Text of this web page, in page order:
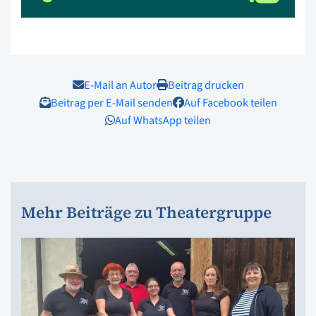
E-Mail an Autor
Beitrag drucken
Beitrag per E-Mail senden
Auf Facebook teilen
Auf WhatsApp teilen
Mehr Beiträge zu Theatergruppe